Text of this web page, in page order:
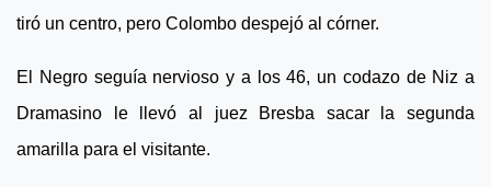
tiró un centro, pero Colombo despejó al córner.
El Negro seguía nervioso y a los 46, un codazo de Niz a
Dramasino le llevó al juez Bresba sacar la segunda
amarilla para el visitante.